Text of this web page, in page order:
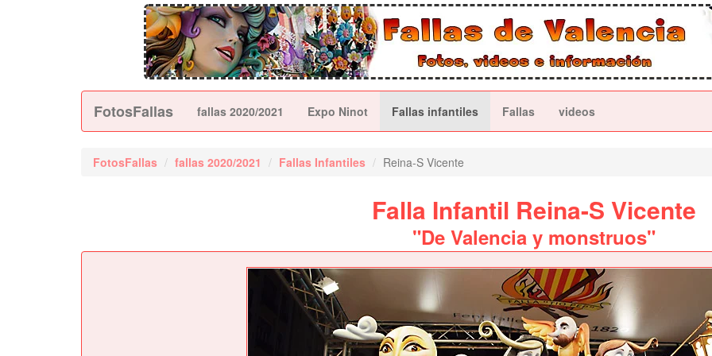
FotosFallas fallas 2020/2021 Expo Ninot Fallas infantiles Fallas videos
FotosFallas fallas 2020/2021 Fallas Infantiles Reina-S Vicente
Falla Infantil Reina-S Vicente
"De Valencia y monstruos"